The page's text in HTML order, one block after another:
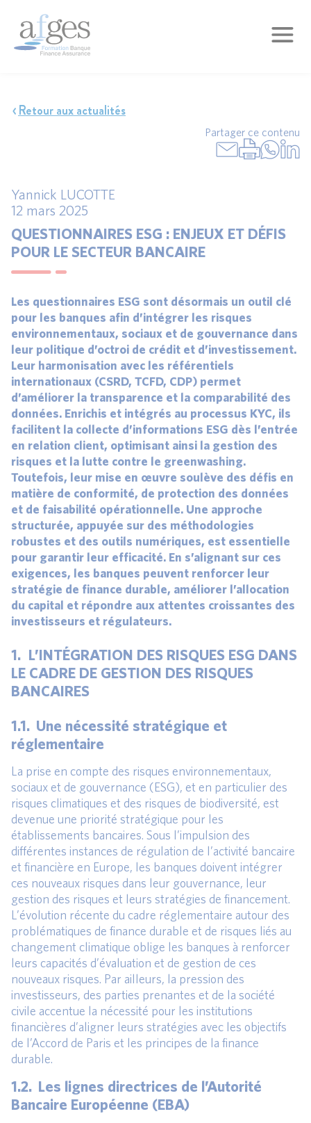
Retour aux actualités
Partager ce contenu
Yannick LUCOTTE
12 mars 2025
QUESTIONNAIRES ESG : ENJEUX ET DÉFIS
POUR LE SECTEUR BANCAIRE
Les questionnaires ESG sont désormais un outil clé
pour les banques afin d’intégrer les risques
environnementaux, sociaux et de gouvernance dans
leur politique d’octroi de crédit et d’investissement.
Leur harmonisation avec les référentiels
internationaux (CSRD, TCFD, CDP) permet
d’améliorer la transparence et la comparabilité des
données. Enrichis et intégrés au processus KYC, ils
facilitent la collecte d’informations ESG dès l’entrée
en relation client, optimisant ainsi la gestion des
risques et la lutte contre le greenwashing.
Toutefois, leur mise en œuvre soulève des défis en
matière de conformité, de protection des données
et de faisabilité opérationnelle. Une approche
structurée, appuyée sur des méthodologies
robustes et des outils numériques, est essentielle
pour garantir leur efficacité. En s’alignant sur ces
exigences, les banques peuvent renforcer leur
stratégie de finance durable, améliorer l’allocation
du capital et répondre aux attentes croissantes des
investisseurs et régulateurs.
1. L’INTÉGRATION DES RISQUES ESG DANS
LE CADRE DE GESTION DES RISQUES
BANCAIRES
1.1. Une nécessité stratégique et
réglementaire
La prise en compte des risques environnementaux,
sociaux et de gouvernance (ESG), et en particulier des
risques climatiques et des risques de biodiversité, est
devenue une priorité stratégique pour les
établissements bancaires. Sous l’impulsion des
différentes instances de régulation de l’activité bancaire
et financière en Europe, les banques doivent intégrer
ces nouveaux risques dans leur gouvernance, leur
gestion des risques et leurs stratégies de financement.
L’évolution récente du cadre réglementaire autour des
problématiques de finance durable et de risques liés au
changement climatique oblige les banques à renforcer
leurs capacités d’évaluation et de gestion de ces
nouveaux risques. Par ailleurs, la pression des
investisseurs, des parties prenantes et de la société
civile accentue la nécessité pour les institutions
financières d’aligner leurs stratégies avec les objectifs
de l’Accord de Paris et les principes de la finance
durable.
1.2. Les lignes directrices de l’Autorité
Bancaire Européenne (EBA)